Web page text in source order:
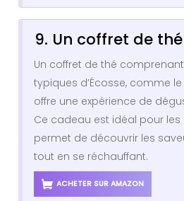
9. Un coffret de
Un coffret de thé
typiques d’Écosse, comme
offre une expérience de
Ce cadeau est idéal pour
permet de découvrir les
tout en se réchauffant.
ACHETER SUR AMAZON